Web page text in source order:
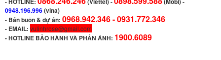
0948.196.996(vina)
- Bán buôn & dự án: 0968.942.346 -0931.772.346
- EMAIL: vulinhrose@gmail.com
-HOTLINE BẢO HÀNH VÀ PHẢN ÁNH: 1900.6089